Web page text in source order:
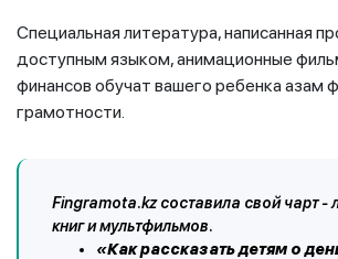
Специальная литература, написанная
доступным языком, анимационные
финансов обучат вашего ребенка азам
грамотности.
Fingramota.kz составила свой чарт -
книг и мультфильмов.
«Как рассказать детям о